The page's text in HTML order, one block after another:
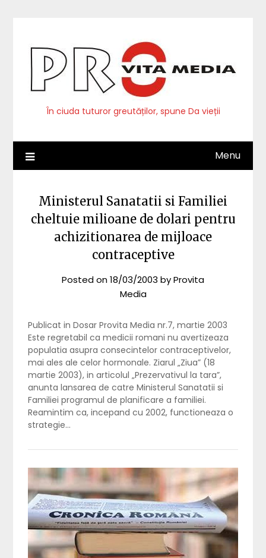
În ciuda tuturor greutăților, spune Da vieții
Menu
Ministerul Sanatatii si Familiei
cheltuie milioane de dolari pentru
achizitionarea de mijloace
contraceptive
Posted on18/03/2003 byProvita
Media
Publicat in Dosar Provita Media nr.7, martie 2003
Este regretabil ca medicii romani nu avertizeaza
populatia asupra consecintelor contraceptivelor,
mai ales ale celor hormonale. Ziarul „Ziua” (18
martie 2003), in articolul „Prezervativul la tara”,
anunta lansarea de catre Ministerul Sanatatii si
Familiei programul de planificare a familiei.
Reamintim ca, incepand cu 2002, functioneaza o
strategie…